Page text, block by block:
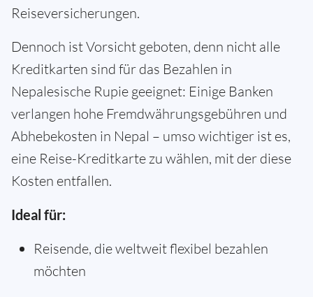
Reiseversicherungen.
Dennoch ist Vorsicht geboten, denn nicht alle
Kreditkarten sind für das Bezahlen in
Nepalesische Rupie geeignet: Einige Banken
verlangen hohe Fremdwährungsgebühren und
Abhebekosten in Nepal – umso wichtiger ist es,
eine Reise-Kreditkarte zu wählen, mit der diese
Kosten entfallen.
Ideal für:
Reisende, die weltweit flexibel bezahlen
möchten